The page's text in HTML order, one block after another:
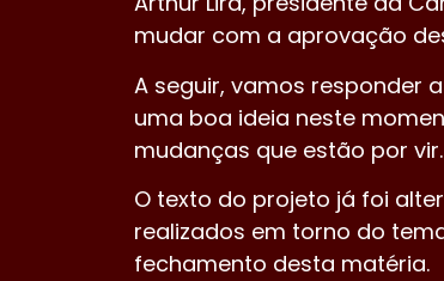
mudar com a aprovação
A seguir, vamos responder
uma boa ideia neste
mudanças que estão por vir.
O texto do projeto já foi
realizados em torno do
fechamento desta matéria.